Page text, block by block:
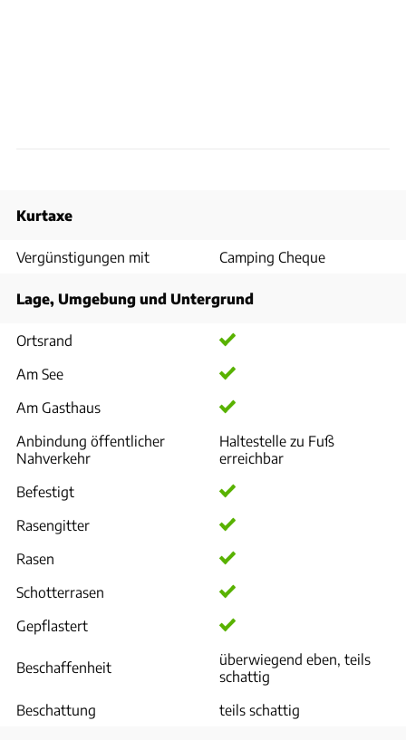
Kurtaxe
Vergünstigungen mit Camping Cheque
Lage, Umgebung und Untergrund
Ortsrand
Am See
Am Gasthaus
Anbindung öffentlicher
Nahverkehr
Haltestelle zu Fuß
erreichbar
Befestigt
Rasengitter
Rasen
Schotterrasen
Gepflastert
Beschaffenheit
überwiegend eben, teils
schattig
Beschattung
teils schattig